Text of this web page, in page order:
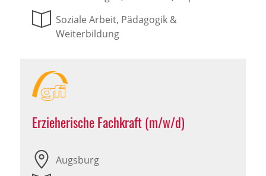
Soziale Arbeit, Pädagogik &
Weiterbildung
Erzieherische Fachkraft (m/w/d)
Augsburg